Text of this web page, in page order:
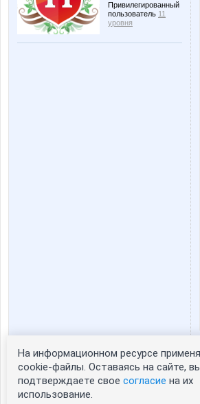
Привилегированный
пользователь 11
уровня
Статистика портрета:
сейчас просматривают портрет - 0
зарегистрированные пользователи
На информационном ресурсе
cookie-файлы. Оставаясь на сайте,
подтверждаете свое согласие на их
использование.